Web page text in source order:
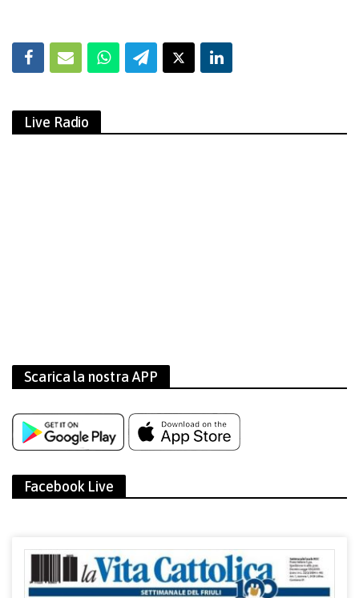
Live Radio
Scarica la nostra APP
Facebook Live